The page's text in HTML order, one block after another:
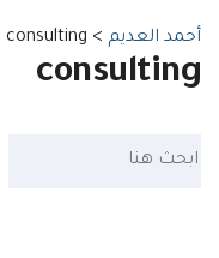
أحمد العديم >
consulting
consulting